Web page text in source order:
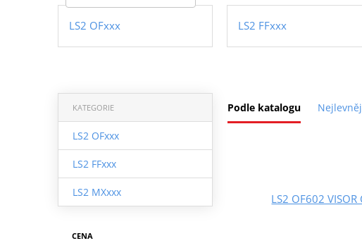
LS2 OFxxx LS2 FFxxx
Podle katalogu
KATEGORIE
LS2 OFxxx
LS2 FFxxx
LS2 MXxxx
CENA
LS2 OF602 VISOR